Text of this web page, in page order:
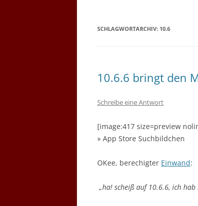
SCHLAGWORTARCHIV: 10.6
10.6.6 bringt den
Schreibe eine Antwort
[image:417 size=preview
» App Store Suchbildchen
OKee, berechigter Einwand:
„ha! scheiß auf 10.6.6, ich hab